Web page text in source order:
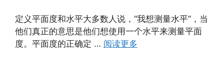
定义平面度和水平大多数人说，“我想测量水平”，当
他们真正的意思是他们想使用一个水平来测量平面
度。平面度的正确定 … 阅读更多